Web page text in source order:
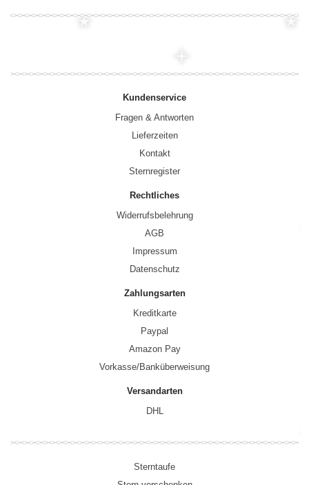
Kundenservice
Fragen & Antworten
Lieferzeiten
Kontakt
Sternregister
Rechtliches
Widerrufsbelehrung
AGB
Impressum
Datenschutz
Zahlungsarten
Kreditkarte
Paypal
Amazon Pay
Vorkasse/Banküberweisung
Versandarten
DHL
Sterntaufe